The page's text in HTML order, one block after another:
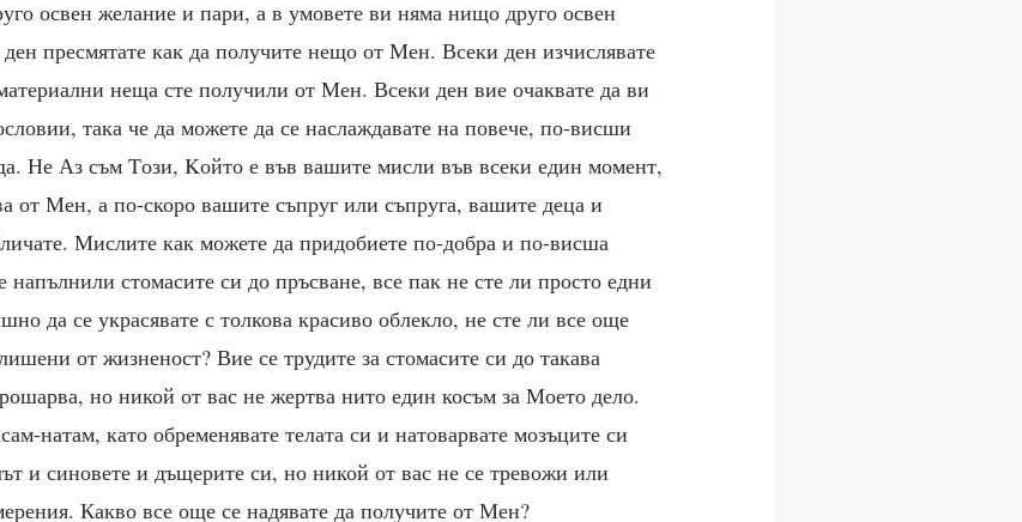
освен желание и пари, а в умовете ви няма нищо друго освен
пресмятате как да получите нещо от Мен. Всеки ден изчислявате
неща сте получили от Мен. Всеки ден вие очаквате да ви
така че да можете да се наслаждавате на повече, по-висши
Не Аз съм Tози, Kойто е във вашите мисли във всеки един момент,
от Мен, а по-скоро вашите съпруг или съпруга, вашите деца и
Мислите как можете да придобиете по-добра и по-висша
напълнили стомасите си до пръсване, все пак не сте ли просто едни
да се украсявате с толкова красиво облекло, не сте ли все още
от жизненост? Вие се трудите за стомасите си до такава
но никой от вас не жертва нито един косъм за Моето дело.
натам, като обременявате телата си и натоварвате мозъците си
и синовете и дъщерите си, но никой от вас не се тревожи или
Какво все още се надявате да получите от Мен?